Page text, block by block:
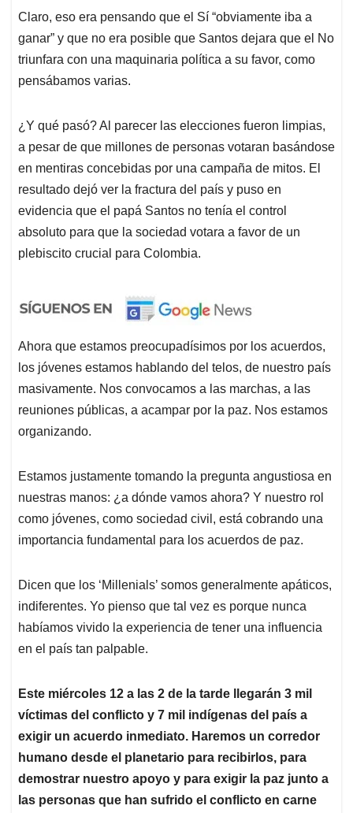
Claro, eso era pensando que el Sí “obviamente iba a
ganar” y que no era posible que Santos dejara que el No
triunfara con una maquinaria política a su favor, como
pensábamos varias.
¿Y qué pasó? Al parecer las elecciones fueron limpias,
a pesar de que millones de personas votaran basándose
en mentiras concebidas por una campaña de mitos. El
resultado dejó ver la fractura del país y puso en
evidencia que el papá Santos no tenía el control
absoluto para que la sociedad votara a favor de un
plebiscito crucial para Colombia.
Ahora que estamos preocupadísimos por los acuerdos,
los jóvenes estamos hablando del telos, de nuestro país
masivamente. Nos convocamos a las marchas, a las
reuniones públicas, a acampar por la paz. Nos estamos
organizando.
Estamos justamente tomando la pregunta angustiosa en
nuestras manos: ¿a dónde vamos ahora? Y nuestro rol
como jóvenes, como sociedad civil, está cobrando una
importancia fundamental para los acuerdos de paz.
Dicen que los ‘Millenials’ somos generalmente apáticos,
indiferentes. Yo pienso que tal vez es porque nunca
habíamos vivido la experiencia de tener una influencia
en el país tan palpable.
Este miércoles 12 a las 2 de la tarde llegarán 3 mil
víctimas del conflicto y 7 mil indígenas del país a
exigir un acuerdo inmediato. Haremos un corredor
humano desde el planetario para recibirlos, para
demostrar nuestro apoyo y para exigir la paz junto a
las personas que han sufrido el conflicto en carne